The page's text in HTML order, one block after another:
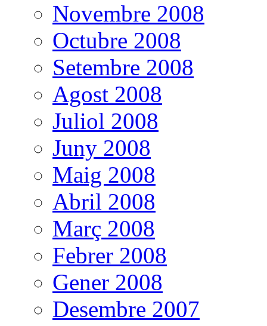
Novembre 2008
Octubre 2008
Setembre 2008
Agost 2008
Juliol 2008
Juny 2008
Maig 2008
Abril 2008
Març 2008
Febrer 2008
Gener 2008
Desembre 2007